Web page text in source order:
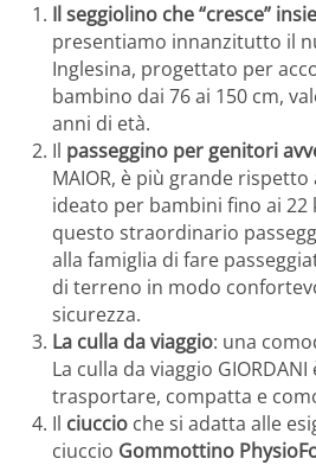
Il seggiolino che “cresce”
presentiamo innanzitutto il
Inglesina, progettato per
bambino dai 76 ai 150 cm,
anni di età.
Il passeggino per genitori
MAIOR, è più grande
ideato per bambini fino ai 22
questo straordinario
alla famiglia di fare
di terreno in modo
sicurezza.
La culla da viaggio: una
La culla da viaggio
trasportare, compatta e
Il ciuccio che si adatta alle
ciuccio Gommottino